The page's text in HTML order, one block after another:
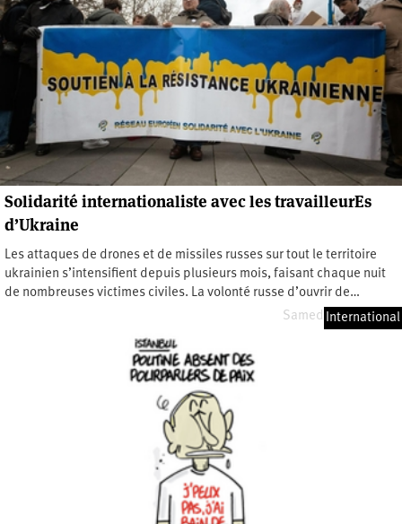
Solidarité internationaliste avec les travailleurEs
d’Ukraine
Les attaques de drones et de missiles russes sur tout le territoire
ukrainien s’intensifient depuis plusieurs mois, faisant chaque nuit
de nombreuses victimes civiles. La volonté russe d’ouvrir de…
Samedi 28 juin 2025
International